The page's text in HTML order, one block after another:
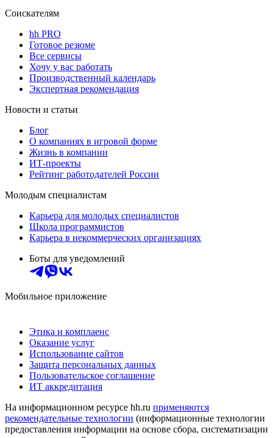
Соискателям
hh PRO
Готовое резюме
Все сервисы
Хочу у вас работать
Производственный календарь
Экспертная рекомендация
Новости и статьи
Блог
О компаниях в игровой форме
Жизнь в компании
ИТ-проекты
Рейтинг работодателей России
Молодым специалистам
Карьера для молодых специалистов
Школа программистов
Карьера в некоммерческих организациях
Боты для уведомлений
Мобильное приложение
Этика и комплаенс
Оказание услуг
Использование сайтов
Защита персональных данных
Пользовательское соглашение
ИТ аккредитация
На информационном ресурсе hh.ru применяются
рекомендательные технологии (информационные технологии
предоставления информации на основе сбора, систематизации